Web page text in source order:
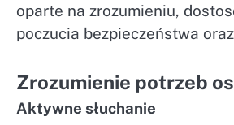
oparte na zrozumieniu,
poczucia bezpieczeństwa
Zrozumienie potrzeb
Aktywne słuchanie